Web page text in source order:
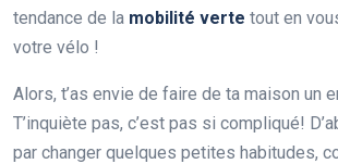
tendance de la mobilité verte tout en
votre vélo !
Alors, t’as envie de faire de ta maison un
T’inquiète pas, c’est pas si compliqué!
par changer quelques petites habitudes,